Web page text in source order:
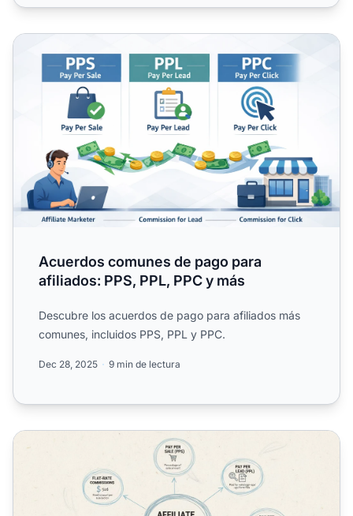
Acuerdos comunes de pago para afiliados: PPS, PPL,
Acuerdos comunes de pago para
afiliados: PPS, PPL, PPC y más
Descubre los acuerdos de pago para afiliados más
comunes, incluidos PPS, PPL y PPC.
Dec 28, 2025 9 min de lectura
Tipos de comisión en el marketing de afiliados